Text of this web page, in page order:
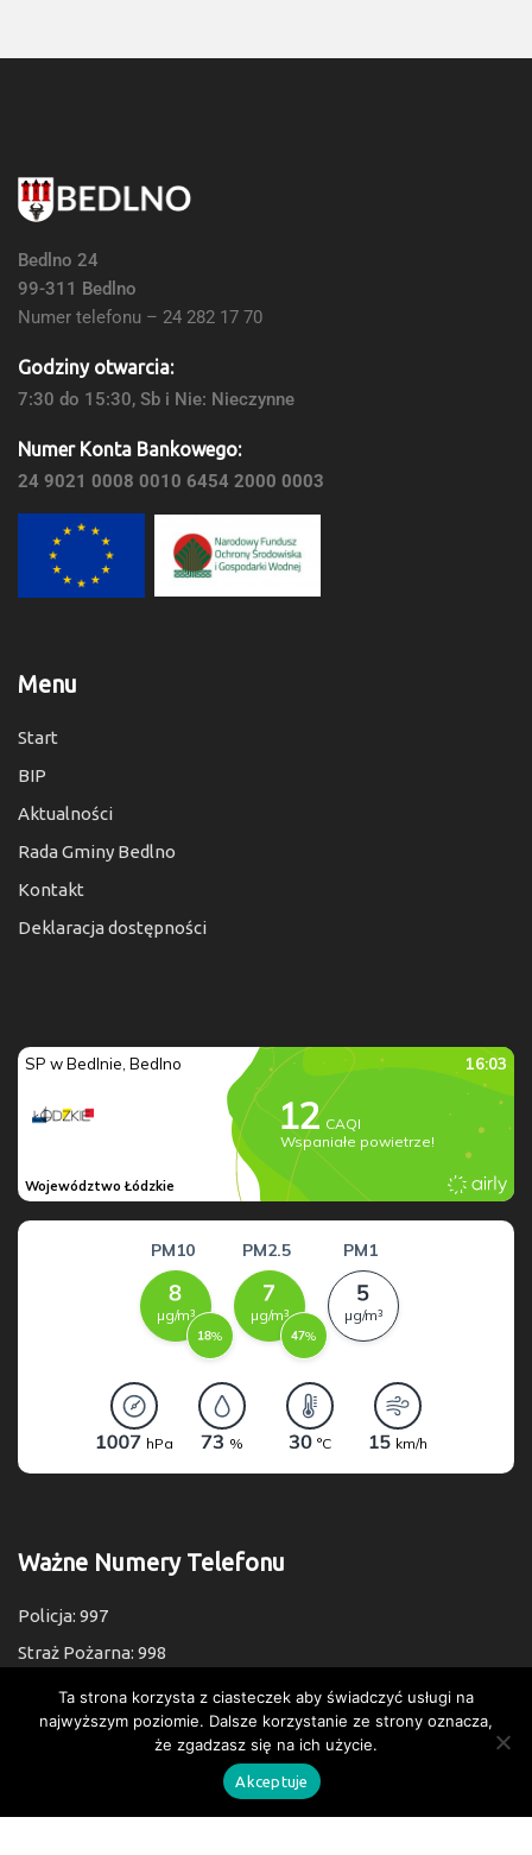
Bedlno 24
99-311 Bedlno
Numer telefonu – 24 282 17 70
Godziny otwarcia:
7:30 do 15:30, Sb i Nie: Nieczynne
Numer Konta Bankowego:
24 9021 0008 0010 6454 2000 0003
Menu
Start
BIP
Aktualności
Rada Gminy Bedlno
Kontakt
Deklaracja dostępności
Ważne Numery Telefonu
Policja: 997
Straż Pożarna: 998
Pogotowie: 999
Numer Alarmowy: 112
Ta strona korzysta z ciasteczek aby świadczyć usługi na
najwyższym poziomie. Dalsze korzystanie ze strony oznacza,
że zgadzasz się na ich użycie.
Akceptuje